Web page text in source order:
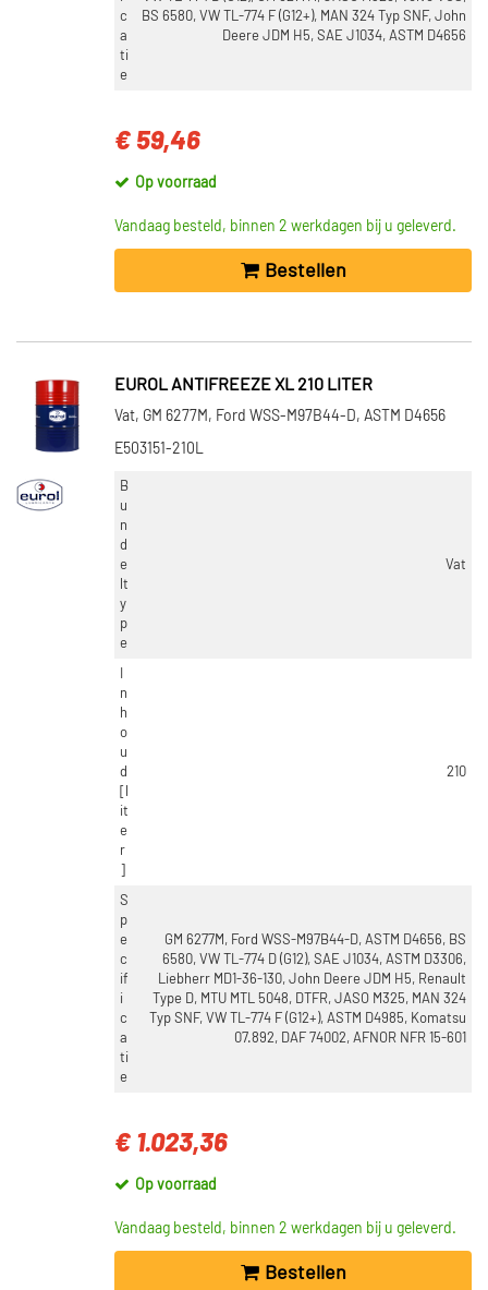
c
a
ti
e
BS 6580, VW TL-774 F (G12+), MAN 324 Typ SNF, John
Deere JDM H5, SAE J1034, ASTM D4656
€ 59,46
Op voorraad
Vandaag besteld, binnen 2 werkdagen bij u geleverd.
Bestellen
EUROL ANTIFREEZE XL 210 LITER
Vat, GM 6277M, Ford WSS-M97B44-D, ASTM D4656
E503151-210L
B
u
n
d
e
lt
y
p
e
Vat
n
h
o
u
d
it
e
r
210
S
p
e
c
if
i
c
a
ti
e
GM 6277M, Ford WSS-M97B44-D, ASTM D4656, BS
6580, VW TL-774 D (G12), SAE J1034, ASTM D3306,
Liebherr MD1-36-130, John Deere JDM H5, Renault
Type D, MTU MTL 5048, DTFR, JASO M325, MAN 324
Typ SNF, VW TL-774 F (G12+), ASTM D4985, Komatsu
07.892, DAF 74002, AFNOR NFR 15-601
€ 1.023,36
Op voorraad
Vandaag besteld, binnen 2 werkdagen bij u geleverd.
Bestellen